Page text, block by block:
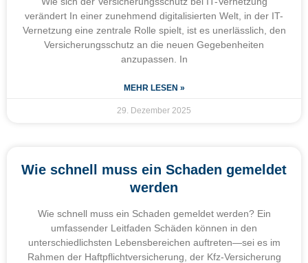
verändert In einer zunehmend digitalisierten Welt, in der IT-
Vernetzung eine zentrale Rolle spielt, ist es unerlässlich, den
Versicherungsschutz an die neuen Gegebenheiten
anzupassen. In
MEHR LESEN »
29. Dezember 2025
Wie schnell muss ein Schaden gemeldet
werden
Wie schnell muss ein Schaden gemeldet werden? Ein
umfassender Leitfaden Schäden können in den
unterschiedlichsten Lebensbereichen auftreten—sei es im
Rahmen der Haftpflichtversicherung, der Kfz-Versicherung